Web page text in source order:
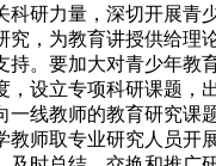
科研力量，深切开展青
究，为教育讲授供给理
持。要加大对青少年教
，设立专项科研课题，
一线教师的教育研究课
教师取专业研究人员开